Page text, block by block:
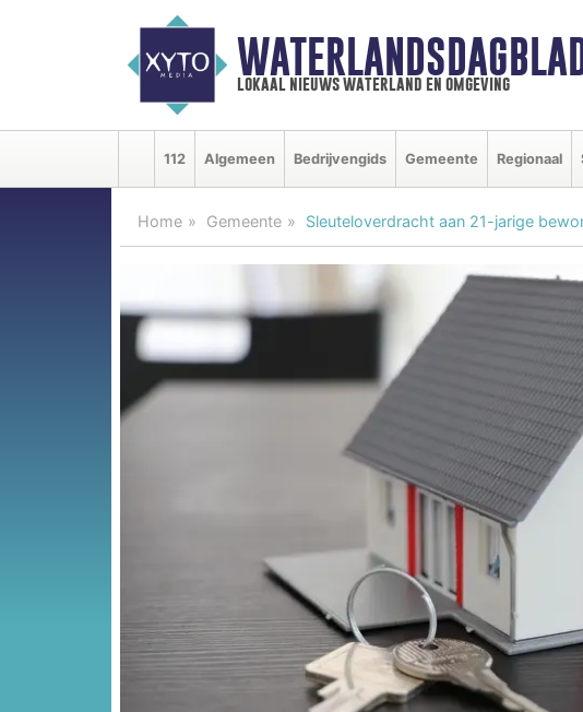
lokaal nieuws waterland en omgeving
112 Algemeen Bedrijvengids Gemeente Regionaal
Home Gemeente Sleuteloverdracht aan 21-jarige